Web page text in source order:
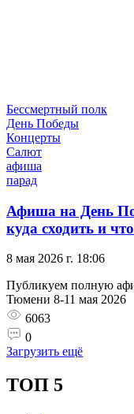
Бессмертный полк
День Победы
Концерты
Салют
афиша
парад
Афиша на День
куда сходить и
8 мая 2026 г. 18:06
Публикуем полную
Тюмени 8-11 мая 2026
6063
0
Загрузить ещё
ТОП 5